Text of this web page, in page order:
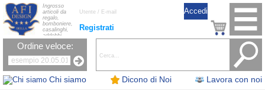
Chi siamo Dicono di Noi Lavora con noi
Registrati
Ingrosso
articoli da
regalo,
bomboniere,
casalinghi,
addobbi
natalizi, nastri,
oggettistica,
la tavola, fiori
artificiali e
candele.
Ordine veloce: